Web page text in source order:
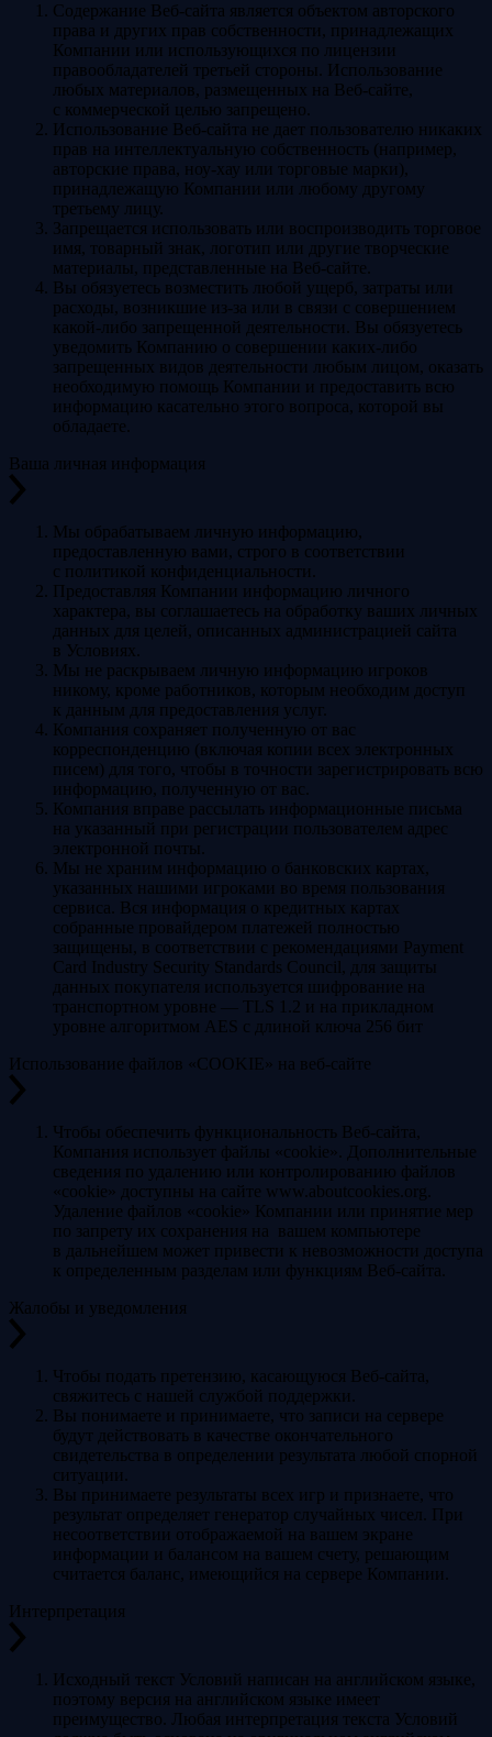
Содержание Веб-сайта является объектом авторского
права и других прав собственности, принадлежащих
Компании или использующихся по лицензии
правообладателей третьей стороны. Использование
любых материалов, размещенных на Веб-сайте,
с коммерческой целью запрещено.
Использование Веб-сайта не дает пользователю никаких
прав на интеллектуальную собственность (например,
авторские права, ноу-хау или торговые марки),
принадлежащую Компании или любому другому
третьему лицу.
Запрещается использовать или воспроизводить торговое
имя, товарный знак, логотип или другие творческие
материалы, представленные на Веб-сайте.
Вы обязуетесь возместить любой ущерб, затраты или
расходы, возникшие из-за или в связи с совершением
какой-либо запрещенной деятельности. Вы обязуетесь
уведомить Компанию о совершении каких-либо
запрещенных видов деятельности любым лицом, оказать
необходимую помощь Компании и предоставить всю
информацию касательно этого вопроса, которой вы
обладаете.
Ваша личная информация
Мы обрабатываем личную информацию,
предоставленную вами, строго в соответствии
с политикой конфиденциальности.
Предоставляя Компании информацию личного
характера, вы соглашаетесь на обработку ваших личных
данных для целей, описанных администрацией сайта
в Условиях.
Мы не раскрываем личную информацию игроков
никому, кроме работников, которым необходим доступ
к данным для предоставления услуг.
Компания сохраняет полученную от вас
корреспонденцию (включая копии всех электронных
писем) для того, чтобы в точности зарегистрировать всю
информацию, полученную от вас.
Компания вправе рассылать информационные письма
на указанный при регистрации пользователем адрес
электронной почты.
Мы не храним информацию о банковских картах,
указанных нашими игроками во время пользования
сервиса. Вся информация о кредитных картах
собранные провайдером платежей полностью
защищены, в соответствии с рекомендациями Payment
Card Industry Security Standards Council, для защиты
данных покупателя используется шифрование на
транспортном уровне — TLS 1.2 и на прикладном
уровне алгоритмом AES с длиной ключа 256 бит
Использование файлов «COOKIE» на веб-сайте
Чтобы обеспечить функциональность Веб-сайта,
Компания использует файлы «cookie». Дополнительные
сведения по удалению или контролированию файлов
«cookie» доступны на сайте www.aboutcookies.org.
Удаление файлов «cookie» Компании или принятие мер
по запрету их сохранения на вашем компьютере
в дальнейшем может привести к невозможности доступа
к определенным разделам или функциям Веб-сайта.
Жалобы и уведомления
Чтобы подать претензию, касающуюся Веб-сайта,
свяжитесь с нашей службой поддержки.
Вы понимаете и принимаете, что записи на сервере
будут действовать в качестве окончательного
свидетельства в определении результата любой спорной
ситуации.
Вы принимаете результаты всех игр и признаете, что
результат определяет генератор случайных чисел. При
несоответствии отображаемой на вашем экране
информации и балансом на вашем счету, решающим
считается баланс, имеющийся на сервере Компании.
Интерпретация
Исходный текст Условий написан на английском языке,
поэтому версия на английском языке имеет
преимущество. Любая интерпретация текста Условий